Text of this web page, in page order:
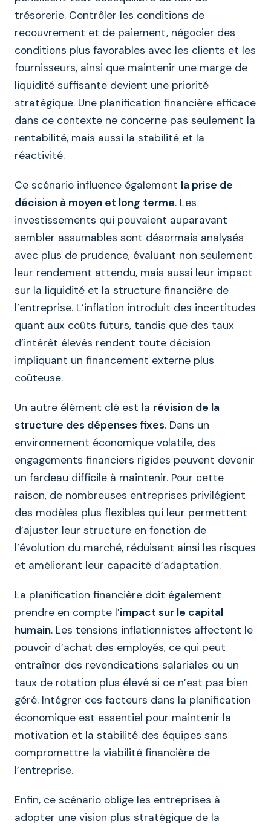
trésorerie. Contrôler les conditions de
recouvrement et de paiement, négocier des
conditions plus favorables avec les clients et les
fournisseurs, ainsi que maintenir une marge de
liquidité suffisante devient une priorité
stratégique. Une planification financière efficace
dans ce contexte ne concerne pas seulement la
rentabilité, mais aussi la stabilité et la
réactivité.
Ce scénario influence également la prise de
décision à moyen et long terme. Les
investissements qui pouvaient auparavant
sembler assumables sont désormais analysés
avec plus de prudence, évaluant non seulement
leur rendement attendu, mais aussi leur impact
sur la liquidité et la structure financière de
l’entreprise. L’inflation introduit des incertitudes
quant aux coûts futurs, tandis que des taux
d’intérêt élevés rendent toute décision
impliquant un financement externe plus
coûteuse.
Un autre élément clé est la révision de la
structure des dépenses fixes. Dans un
environnement économique volatile, des
engagements financiers rigides peuvent devenir
un fardeau difficile à maintenir. Pour cette
raison, de nombreuses entreprises privilégient
des modèles plus flexibles qui leur permettent
d’ajuster leur structure en fonction de
l’évolution du marché, réduisant ainsi les risques
et améliorant leur capacité d’adaptation.
La planification financière doit également
prendre en compte l’impact sur le capital
humain. Les tensions inflationnistes affectent le
pouvoir d’achat des employés, ce qui peut
entraîner des revendications salariales ou un
taux de rotation plus élevé si ce n’est pas bien
géré. Intégrer ces facteurs dans la planification
économique est essentiel pour maintenir la
motivation et la stabilité des équipes sans
compromettre la viabilité financière de
l’entreprise.
Enfin, ce scénario oblige les entreprises à
adopter une vision plus stratégique de la